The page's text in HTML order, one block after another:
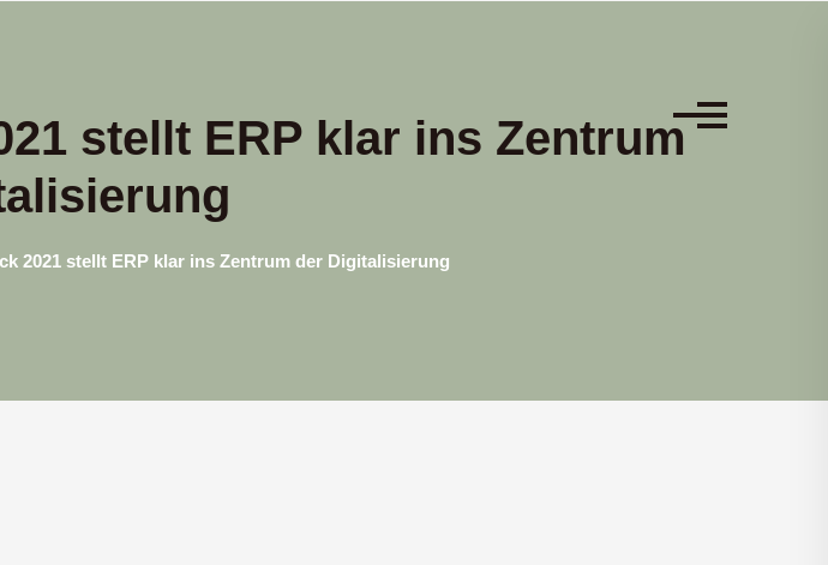
stellt ERP klar ins Zentrum
2021 stellt ERP klar ins Zentrum der Digitalisierung